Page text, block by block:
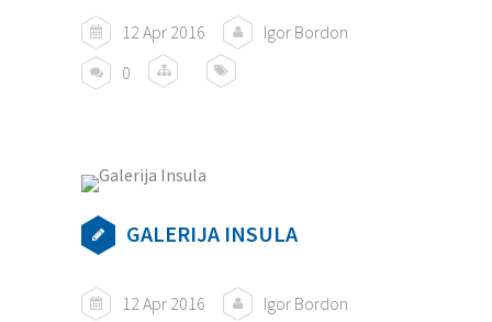
12 Apr 2016
Igor Bordon
0
GALERIJA INSULA
12 Apr 2016
Igor Bordon